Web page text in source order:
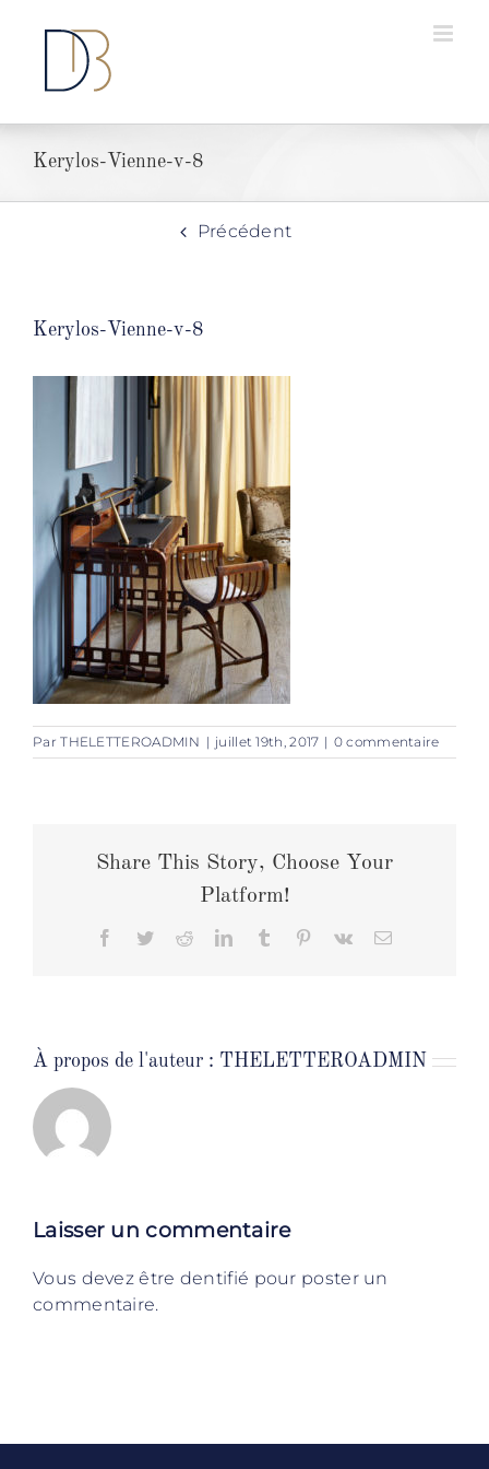
Kerylos-Vienne-v-8
Précédent
Kerylos-Vienne-v-8
ParTHELETTEROADMIN | juillet 19th, 2017 | 0 commentaire
Share This Story, Choose Your
Platform!
Facebook
TwitterRedditLinkedInTumblr PinterestVk Email
À propos de l'auteur : THELETTEROADMIN
Laisser un commentaire
Vous devez être dentifié pour poster un
commentaire.